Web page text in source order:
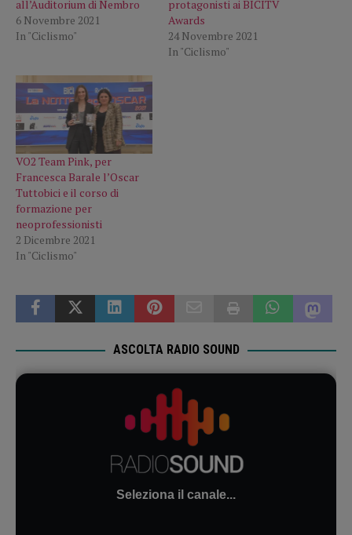
all’Auditorium di Nembro
6 Novembre 2021
In "Ciclismo"
protagonisti ai BICITV
Awards
24 Novembre 2021
In "Ciclismo"
VO2 Team Pink, per
Francesca Barale l’Oscar
Tuttobici e il corso di
formazione per
neoprofessionisti
2 Dicembre 2021
In "Ciclismo"
ASCOLTA RADIO SOUND
Seleziona il canale...